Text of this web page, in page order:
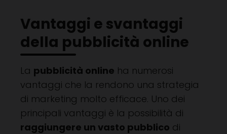
Vantaggi e svantaggi
della pubblicità online
La pubblicità online ha numerosi
vantaggi che la rendono una strategia
di marketing molto efficace. Uno dei
principali vantaggi è la possibilità di
raggiungere un vasto pubblico di